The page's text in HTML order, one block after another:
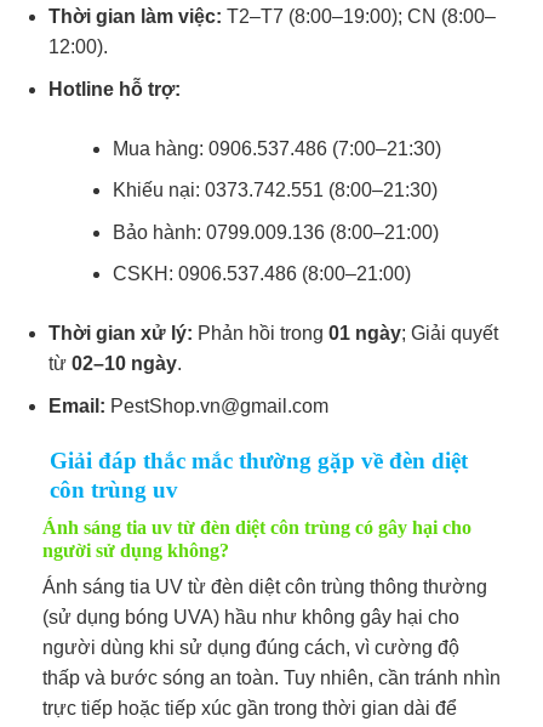
Thời gian làm việc: T2–T7 (8:00–19:00); CN (8:00–
12:00).
Hotline hỗ trợ:
Mua hàng: 0906.537.486 (7:00–21:30)
Khiếu nại: 0373.742.551 (8:00–21:30)
Bảo hành: 0799.009.136 (8:00–21:00)
CSKH: 0906.537.486 (8:00–21:00)
Thời gian xử lý: Phản hồi trong 01 ngày; Giải quyết
từ 02–10 ngày.
Email: PestShop.vn@gmail.com
Giải đáp thắc mắc thường gặp về đèn diệt
côn trùng uv
Ánh sáng tia uv từ đèn diệt côn trùng có gây hại cho
người sử dụng không?
Ánh sáng tia UV từ đèn diệt côn trùng thông thường
(sử dụng bóng UVA) hầu như không gây hại cho
người dùng khi sử dụng đúng cách, vì cường độ
thấp và bước sóng an toàn. Tuy nhiên, cần tránh nhìn
trực tiếp hoặc tiếp xúc gần trong thời gian dài để